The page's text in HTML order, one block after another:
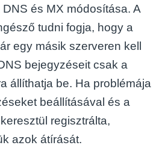
és MX módosítása. A
tudni fogja, hogy a
egy másik szerveren kell
bejegyzéseit csak a
állíthatja be. Ha problémája
beállításával és a
regisztrálta,
azok átírását.